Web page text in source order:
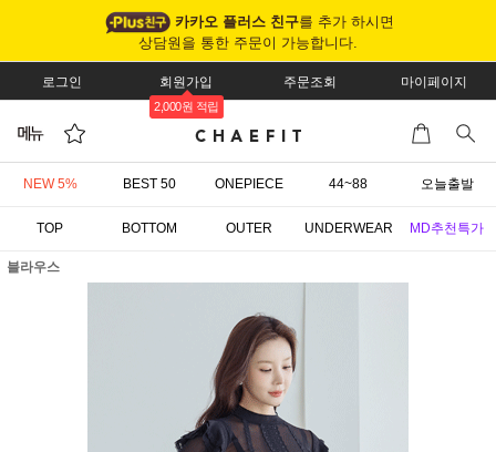
카카오 플러스 친구를 추가 하시면
상담원을 통한 주문이 가능합니다.
로그인 회원가입
2,000원 적립
주문조회 마이페이지
NEW 5% BEST 50 ONEPIECE 44~88 오늘출발
TOP BOTTOM OUTER UNDERWEAR MD추천특가
블라우스